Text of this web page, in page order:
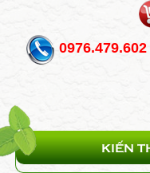
KIẾN